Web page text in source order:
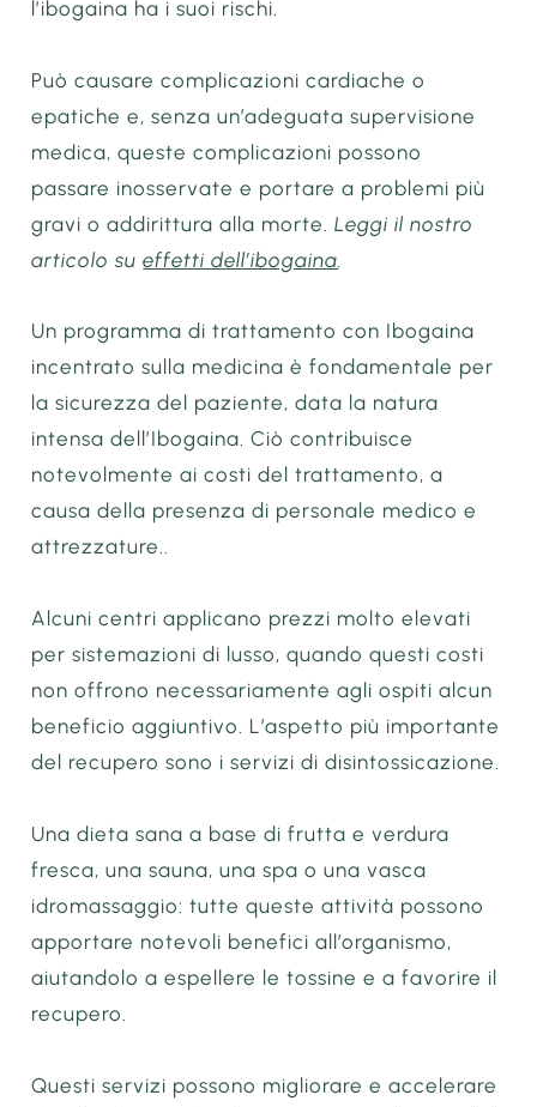
l’ibogaina ha i suoi rischi.
Può causare complicazioni cardiache o
epatiche e, senza un’adeguata supervisione
medica, queste complicazioni possono
passare inosservate e portare a problemi più
gravi o addirittura alla morte. Leggi il nostro
articolo sueffetti dell’ibogaina
Un programma di trattamento con Ibogaina
incentrato sulla medicina è fondamentale per
la sicurezza del paziente, data la natura
intensa dell’Ibogaina. Ciò contribuisce
notevolmente ai costi del trattamento, a
causa della presenza di personale medico e
attrezzature..
Alcuni centri applicano prezzi molto elevati
per sistemazioni di lusso, quando questi costi
non offrono necessariamente agli ospiti alcun
beneficio aggiuntivo. L’aspetto più importante
del recupero sono i servizi di disintossicazione.
Una dieta sana a base di frutta e verdura
fresca, una sauna, una spa o una vasca
idromassaggio: tutte queste attività possono
apportare notevoli benefici all’organismo,
aiutandolo a espellere le tossine e a favorire il
recupero.
Questi servizi possono migliorare e accelerare